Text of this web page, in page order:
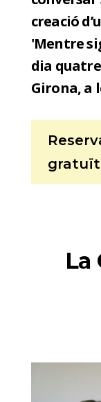
creació
'Mentre
dia
Girona, a
La